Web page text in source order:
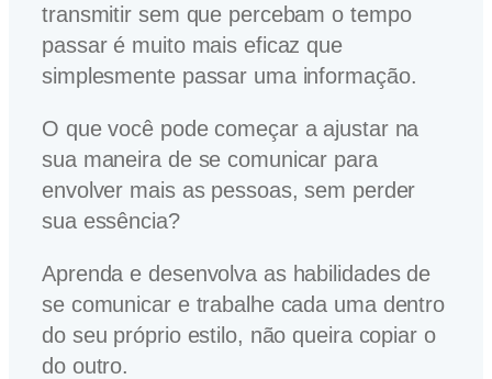
transmitir sem que percebam o tempo
passar é muito mais eficaz que
simplesmente passar uma informação.
O que você pode começar a ajustar na
sua maneira de se comunicar para
envolver mais as pessoas, sem perder
sua essência?
Aprenda e desenvolva as habilidades de
se comunicar e trabalhe cada uma dentro
do seu próprio estilo, não queira copiar o
do outro.